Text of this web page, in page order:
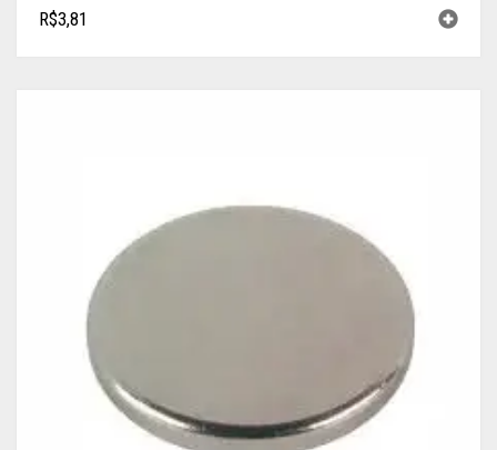
R$3,81